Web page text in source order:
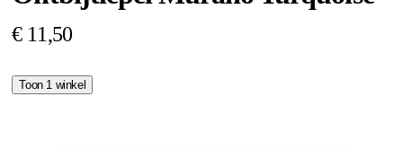
€ 11,50
Toon 1 winkel